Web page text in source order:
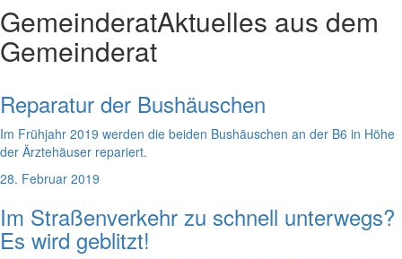
GemeinderatAktuelles aus dem
Gemeinderat
Reparatur der Bushäuschen
Im Frühjahr 2019 werden die beiden Bushäuschen an der B6 in Höhe
der Ärztehäuser repariert.
28. Februar 2019
Im Straßenverkehr zu schnell unterwegs?
Es wird geblitzt!